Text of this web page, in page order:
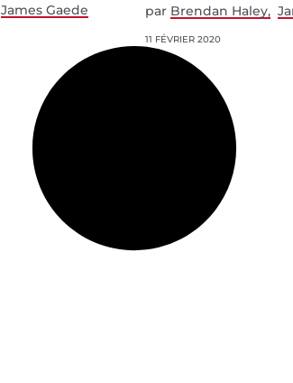
James Gaede par Brendan Haley
11 FÉVRIER 2020